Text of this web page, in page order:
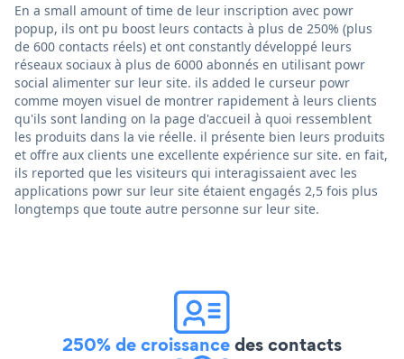
En a small amount of time de leur inscription avec powr
popup, ils ont pu boost leurs contacts à plus de 250% (plus
de 600 contacts réels) et ont constantly développé leurs
réseaux sociaux à plus de 6000 abonnés en utilisant powr
social alimenter sur leur site. ils added le curseur powr
comme moyen visuel de montrer rapidement à leurs clients
qu'ils sont landing on la page d'accueil à quoi ressemblent
les produits dans la vie réelle. il présente bien leurs produits
et offre aux clients une excellente expérience sur site. en fait,
ils reported que les visiteurs qui interagissaient avec les
applications powr sur leur site étaient engagés 2,5 fois plus
longtemps que toute autre personne sur leur site.
250% de croissancedes contacts